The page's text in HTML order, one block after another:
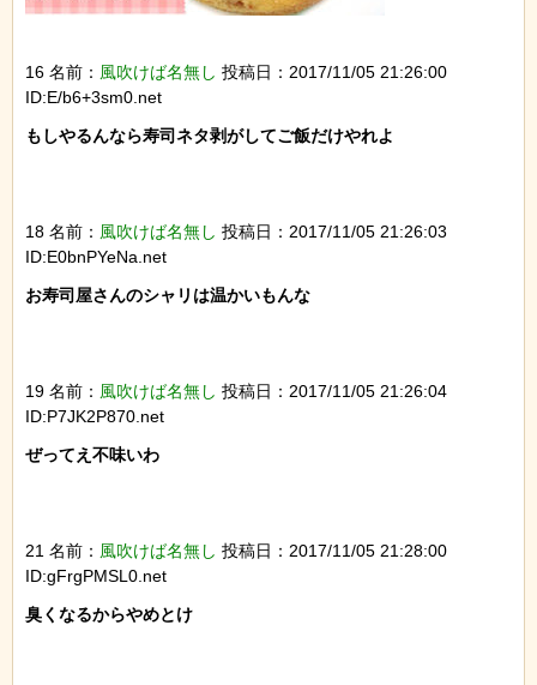
16 名前： 風吹けば名無し 投稿日：2017/11/05 21:26:00
ID:E/b6+3sm0.net
もしやるんなら寿司ネタ剥がしてご飯だけやれよ
18 名前： 風吹けば名無し 投稿日：2017/11/05 21:26:03
ID:E0bnPYeNa.net
お寿司屋さんのシャリは温かいもんな
19 名前： 風吹けば名無し 投稿日：2017/11/05 21:26:04
ID:P7JK2P870.net
ぜってえ不味いわ
21 名前： 風吹けば名無し 投稿日：2017/11/05 21:28:00
ID:gFrgPMSL0.net
臭くなるからやめとけ